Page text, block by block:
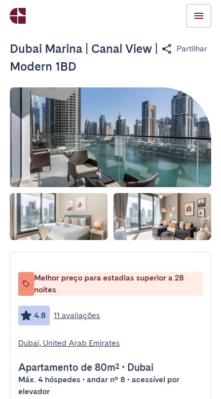
Dubai Marina | Canal View |
Modern 1BD
Partilhar
Melhor preço para estadias superior a 28
noites
4.8 11 avaliações
Dubai, United Arab Emirates
Apartamento de 80m² • Dubai
Máx. 4 hóspedes • andar nº 8 • acessível por
elevador